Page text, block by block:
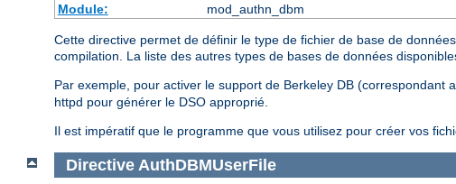
Module:
mod_authn_dbm
Cette directive permet de définir le type de fichier de base de
compilation. La liste des autres types de bases de données
Par exemple, pour activer le support de Berkeley DB (correspondant
httpd pour générer le DSO approprié.
Il est impératif que le programme que vous utilisez pour créer vos
Directive AuthDBMUserFile